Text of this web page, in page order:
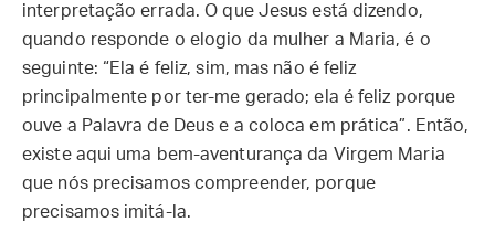
interpretação errada. O que Jesus está dizendo,
quando responde o elogio da mulher a Maria, é o
seguinte: “Ela é feliz, sim, mas não é feliz
principalmente por ter-me gerado; ela é feliz porque
ouve a Palavra de Deus e a coloca em prática”. Então,
existe aqui uma bem-aventurança da Virgem Maria
que nós precisamos compreender, porque
precisamos imitá-la.